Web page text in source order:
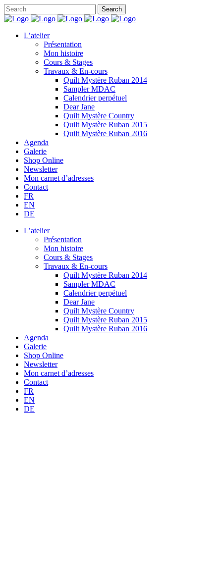
L’atelier
Présentation
Mon histoire
Cours & Stages
Travaux & En-cours
Quilt Mystère Ruban 2014
Sampler MDAC
Calendrier perpétuel
Dear Jane
Quilt Mystère Country
Quilt Mystère Ruban 2015
Quilt Mystère Ruban 2016
Agenda
Galerie
Shop Online
Newsletter
Mon carnet d’adresses
Contact
FR
EN
DE
L’atelier
Présentation
Mon histoire
Cours & Stages
Travaux & En-cours
Quilt Mystère Ruban 2014
Sampler MDAC
Calendrier perpétuel
Dear Jane
Quilt Mystère Country
Quilt Mystère Ruban 2015
Quilt Mystère Ruban 2016
Agenda
Galerie
Shop Online
Newsletter
Mon carnet d’adresses
Contact
FR
EN
DE